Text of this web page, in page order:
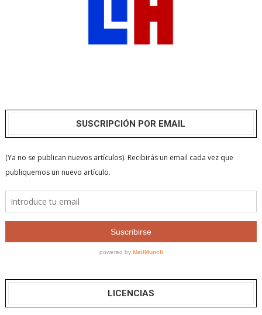
SUSCRIPCIÓN POR EMAIL
LICENCIAS